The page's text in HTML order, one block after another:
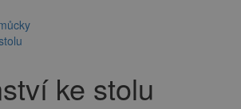
ke stolu